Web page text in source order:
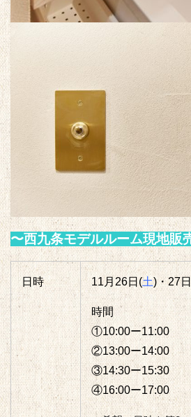
〜西九条モデルルーム現地販
日時 11月26日(土)・27
時間
①10:00ー11:00
②13:00ー14:00
③14:30ー15:30
④16:00ー17:00